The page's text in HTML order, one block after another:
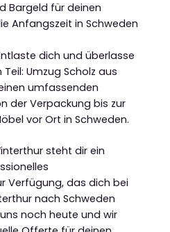
Bargeld für deinen
Anfangszeit in Schweden
dich und überlasse
Umzug Scholz aus
umfassenden
der Verpackung bis zur
vor Ort in Schweden.
steht dir ein
Verfügung, das dich bei
nach Schweden
noch heute und wir